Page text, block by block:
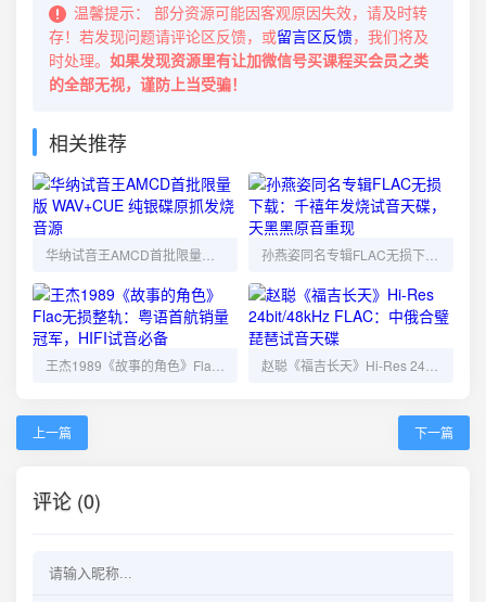
温馨提示：
部分资源可能因客观原因失效，请及时转
存！若发现问题请评论区反馈，或留言区反馈，我们将及
时处理。 如果发现资源里有让加微信号买课程买会员之类
的全部无视，谨防上当受骗！
相关推荐
上一篇 下一篇
评论 (0)